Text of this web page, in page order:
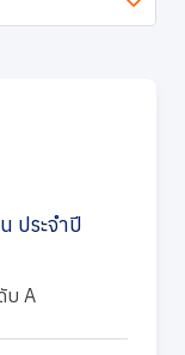
ประจำปี
บ A